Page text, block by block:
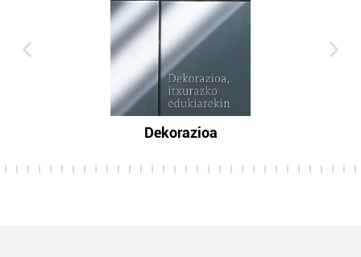
Dekorazioa